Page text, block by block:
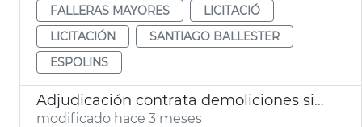
FALLERAS MAYORES
LICITACIÓ
LICITACIÓN
SANTIAGO BALLESTER
ESPOLINS
Adjudicación contrata demoliciones situaciones ruina inminente València
modificado hace 3 meses